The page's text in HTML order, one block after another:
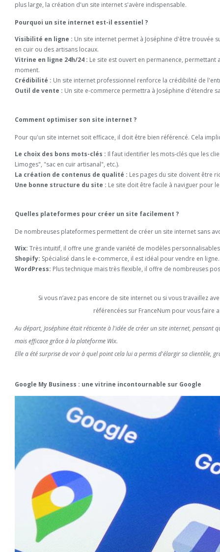
plus large, la création d'un site internet s'avère indispensable.
Pourquoi un site internet est-il essentiel ?
Visibilité en ligne : Un site internet permet à Joséphine d'être trouvée
en cuir ou des artisans locaux.
Vitrine en ligne 24h/24 : Le site est ouvert en permanence,
moment.
Crédibilité : Un site internet professionnel renforce la crédibilité de
Outil de vente : Un site e-commerce permettra à Joséphine d'étendre
Comment optimiser son site internet ?
Pour qu'un site internet soit efficace, il doit être bien référencé. Cela
Le choix des bons mots-clés : Il faut identifier les mots-clés que les
Limoges", "sac en cuir artisanal", etc.).
La création de contenus de qualité : Les pages du site doivent être
Une bonne structure du site : Le site doit être facile à naviguer pour
Quelles plateformes pour créer un site facilement ?
De nombreuses plateformes permettent de créer un site internet sans
Wix: Très intuitif, il offre une grande variété de modèles
Shopify: Spécialisé dans le e-commerce, il est idéal pour vendre en ligne.
WordPress: Plus technique mais très flexible, il offre de nombreuses
Si vous n’avez pas encore de site internet ou si vous travaillez
référencées sur FranceNum pour vous
Au départ, Joséphine était réticente à l'idée de créer un site internet, pensant
mais efficace grâce à la plateforme Wix.
Elle a été surprise de voir à quel point cela lui a permis d'élargir sa clientèle,
Google My Business : une vitrine incontournable sur Google